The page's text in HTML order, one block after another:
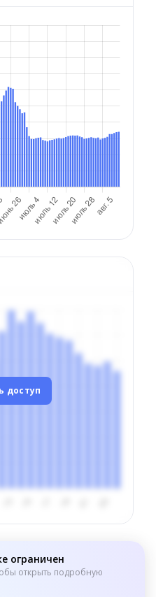
доступ
ограничен
открыть подробную